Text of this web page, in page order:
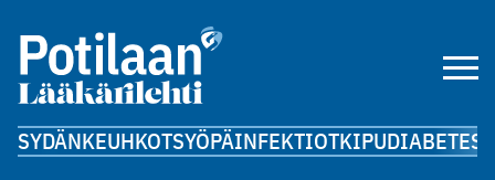
SYDÄNKEUHKOTSYÖPÄINFEKTIOTKIPUDIABETES